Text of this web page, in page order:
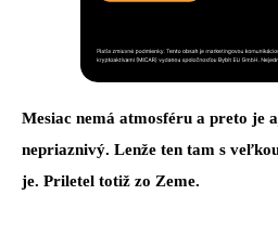
Mesiac nemá atmosféru a preto je
nepriaznivý. Lenže ten tam s
je. Priletel totiž zo Zeme.